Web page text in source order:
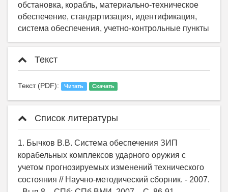
обстановка, корабль, материально-техническое
обеспечение, стандартизация, идентификация,
система обеспечения, учетно-контрольные пункты
Текст
Текст (PDF): Читать Скачать
Список литературы
1. Бычков В.В. Система обеспечения ЗИП
корабельных комплексов ударного оружия с
учетом прогнозируемых изменений технического
состояния // Научно-методический сборник. - 2007.